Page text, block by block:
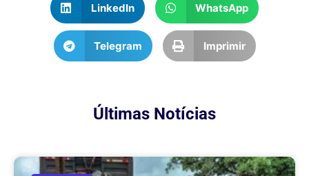
LinkedIn WhatsApp
Telegram Imprimir
Últimas Notícias